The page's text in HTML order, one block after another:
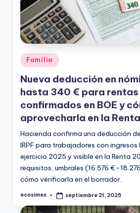
Publicado
en
Familia
Nueva deducción en
hasta 340 € para
confirmados en BOE y
aprovecharla en la
Hacienda confirma una deducción
IRPF para trabajadores con
ejercicio 2025 y visible en la Renta
requisitos, umbrales (16.576
cómo verificarla en el borrador.
Publicado
ecosimex septiembre 21, 2025